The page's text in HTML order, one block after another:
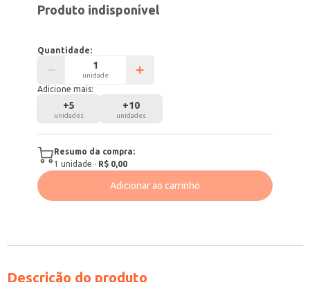
Produto indisponível
Quantidade:
unidade
Adicione mais:
+5
unidades
+10
unidades
Resumo da compra:
1 unidade · R$ 0,00
Adicionar ao carrinho
Descrição do produto